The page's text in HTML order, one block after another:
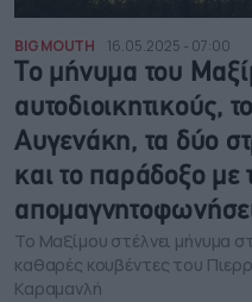
BIG MOUTH 16.05.2025 - 07:00
Το μήνυμα του
αυτοδιοικητικούς,
Αυγενάκη, τα δύο
και το παράδοξο με
Το Μαξίμου στέλνει μήνυμα
καθαρές κουβέντες του
Καραμανλή